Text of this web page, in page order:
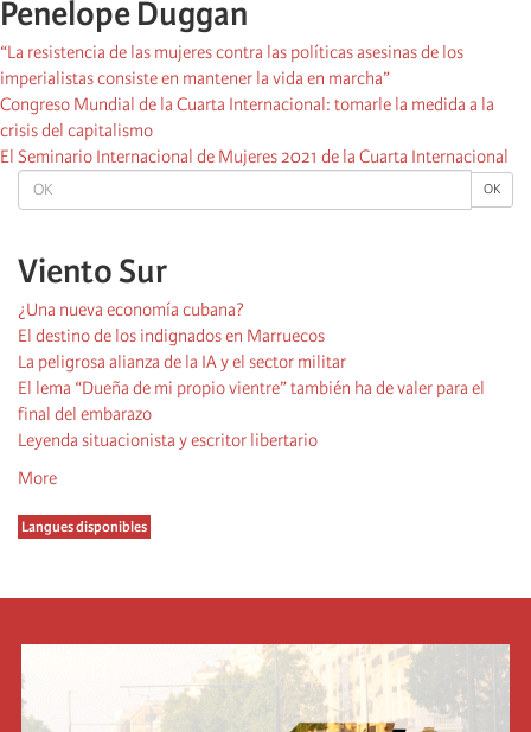
OK OK
Viento Sur
¿Una nueva economía cubana?
El destino de los indignados en Marruecos
La peligrosa alianza de la IA y el sector militar
El lema “Dueña de mi propio vientre” también ha de valer para el
final del embarazo
Leyenda situacionista y escritor libertario
More
Langues disponibles
Penelope Duggan
“La resistencia de las mujeres contra las políticas asesinas de los
imperialistas consiste en mantener la vida en marcha”
Congreso Mundial de la Cuarta Internacional: tomarle la medida a la
crisis del capitalismo
El Seminario Internacional de Mujeres 2021 de la Cuarta Internacional